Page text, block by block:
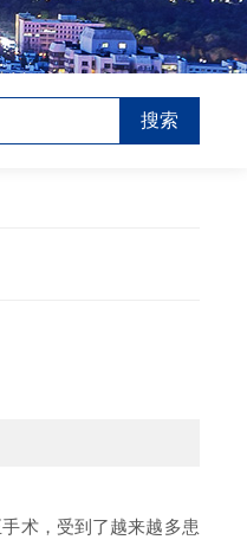
术，受到了越来越多患